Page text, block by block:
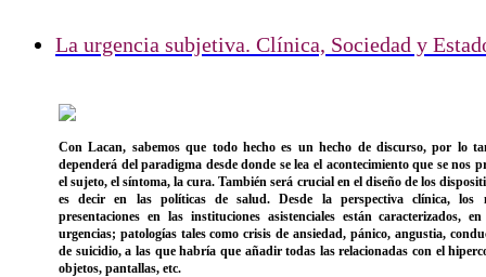
La urgencia subjetiva. Clínica, Sociedad y
Con Lacan, sabemos que todo hecho es un hecho de discurso, por lo
dependerá del paradigma desde donde se lea el acontecimiento que se nos
el sujeto, el síntoma, la cura. También será crucial en el diseño de los
es decir en las políticas de salud. Desde la perspectiva clínica, los
presentaciones en las instituciones asistenciales están caracterizados,
urgencias; patologías tales como crisis de ansiedad, pánico, angustia,
de suicidio, a las que habría que añadir todas las relacionadas con el
objetos, pantallas, etc.